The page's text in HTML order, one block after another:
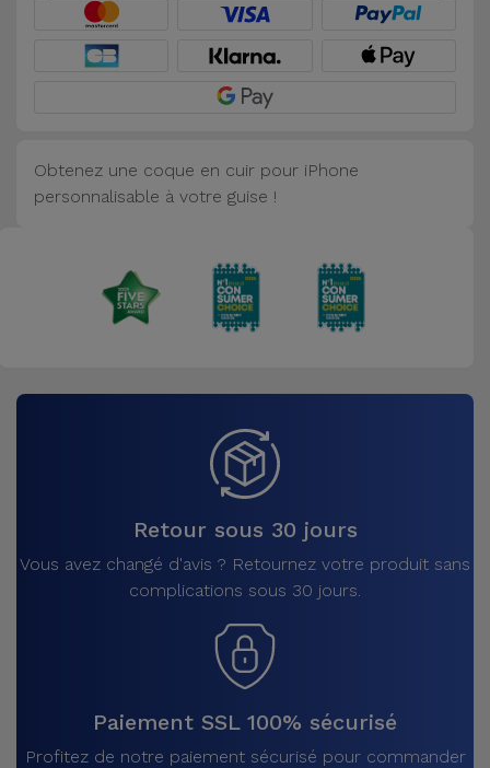
Accessoires
d'ordinateur
Tablette
Obtenez une coque en cuir pour iPhone
personnalisable à votre guise !
Retour sous 30 jours
Vous avez changé d'avis ? Retournez votre produit sans
complications sous 30 jours.
Paiement SSL 100% sécurisé
Profitez de notre paiement sécurisé pour commander